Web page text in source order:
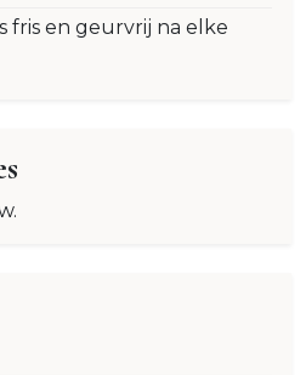
fris en geurvrij na elke